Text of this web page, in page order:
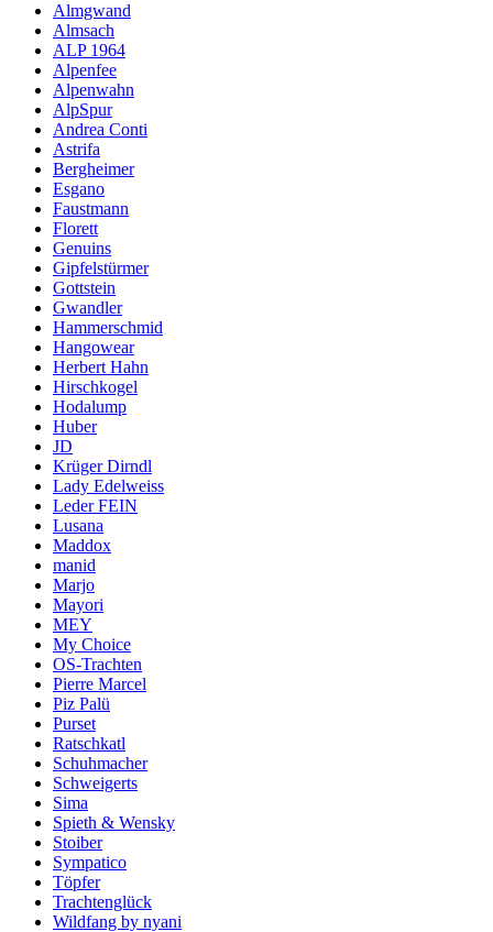
Almgwand
Almsach
ALP 1964
Alpenfee
Alpenwahn
AlpSpur
Andrea Conti
Astrifa
Bergheimer
Esgano
Faustmann
Florett
Genuins
Gipfelstürmer
Gottstein
Gwandler
Hammerschmid
Hangowear
Herbert Hahn
Hirschkogel
Hodalump
Huber
JD
Krüger Dirndl
Lady Edelweiss
Leder FEIN
Lusana
Maddox
manid
Marjo
Mayori
MEY
My Choice
OS-Trachten
Pierre Marcel
Piz Palü
Purset
Ratschkatl
Schuhmacher
Schweigerts
Sima
Spieth & Wensky
Stoiber
Sympatico
Töpfer
Trachtenglück
Wildfang by nyani